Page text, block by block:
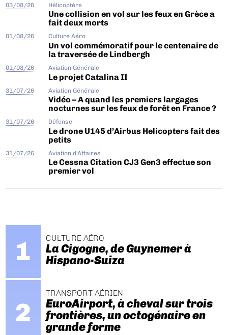
03/08/26 Hélicoptère
Une collision en vol sur les feux en Grèce a
fait deux morts
01/08/26 Culture Aéro
Un vol commémoratif pour le centenaire de
la traversée de Lindbergh
01/08/26 Aviation Générale
Le projet Catalina II
31/07/26 Aviation Générale
Vidéo – A quand les premiers largages
nocturnes sur les feux de forêt en France ?
31/07/26 Défense
Le drone U145 d’Airbus Helicopters fait des
petits
31/07/26 Aviation d'Affaires
Le Cessna Citation CJ3 Gen3 effectue son
premier vol
CULTURE AÉRO
La Cigogne, de Guynemer à
Hispano-Suiza
TRANSPORT AÉRIEN
EuroAirport, à cheval sur trois
frontières, un octogénaire en
grande forme